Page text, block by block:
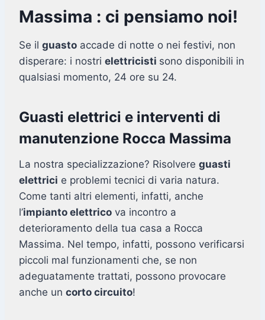
Massima : ci pensiamo noi!
Se il guasto accade di notte o nei festivi, non
disperare: i nostri elettricisti sono disponibili in
qualsiasi momento, 24 ore su 24.
Guasti elettrici e interventi di
manutenzione Rocca Massima
La nostra specializzazione? Risolvere guasti
elettrici e problemi tecnici di varia natura.
Come tanti altri elementi, infatti, anche
l’impianto elettrico va incontro a
deterioramento della tua casa a Rocca
Massima. Nel tempo, infatti, possono verificarsi
piccoli mal funzionamenti che, se non
adeguatamente trattati, possono provocare
anche un corto circuito!